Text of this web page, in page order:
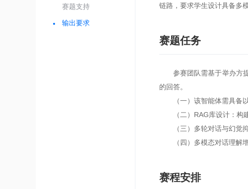
赛题支持
输出要求
链路，要求学生设计具备多
赛题任务
参赛团队需基于举办方提
的回答。
（一）该智能体需具备以
（二）RAG库设计：构建
（三）多轮对话与幻觉抑
（四）多模态对话理解增
赛程安排